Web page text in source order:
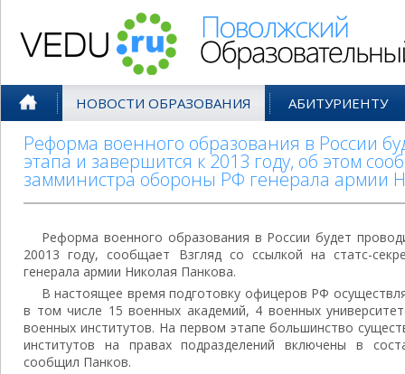
НОВОСТИ ОБРАЗОВАНИЯ АБИТУРИЕНТУ
Реформа военного образования в России
этапа и завершится к 2013 году, об этом
замминистра обороны РФ генерала армии
Реформа военного образования в России будет
20013 году, сообщает Взгляд со ссылкой на статс-
генерала армии Николая Панкова.
В настоящее время подготовку офицеров РФ
в том числе 15 военных академий, 4 военных
военных институтов. На первом этапе большинство
институтов на правах подразделений включены в
сообщил Панков.